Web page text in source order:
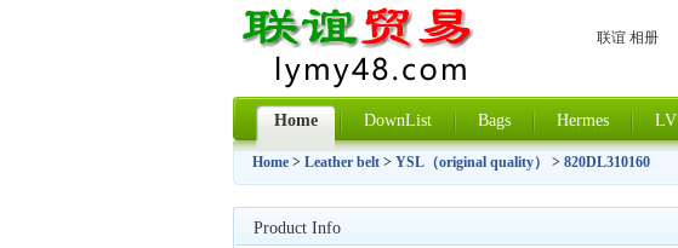
联谊 相册
Home DownList Bags Hermes LV
Home > Leather belt > YSL（original quality） > 820DL310160
Product Info